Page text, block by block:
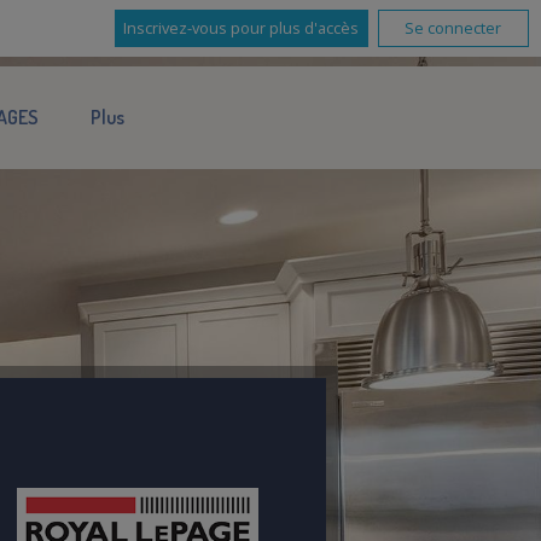
Inscrivez-vous pour plus d'accès Se connecter
Plus